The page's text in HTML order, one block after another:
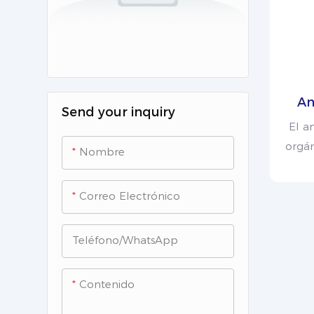
Send your inquiry
Nombre
Correo Electrónico
Teléfono/WhatsApp
Contenido
El